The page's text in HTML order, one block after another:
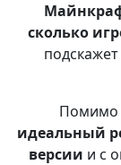
сколько
подскажет
Помимо
идеальный
версии и с